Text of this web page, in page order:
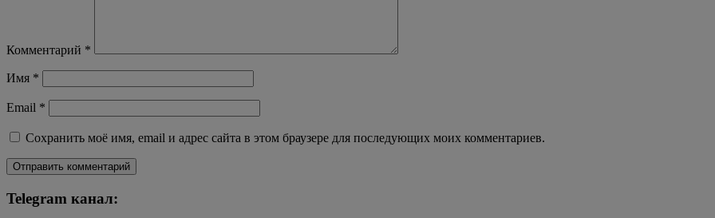
Комментарий *
Имя *
Email *
Сохранить моё имя, email и адрес сайта в этом браузере для последующих моих комментариев.
Telegram канал: